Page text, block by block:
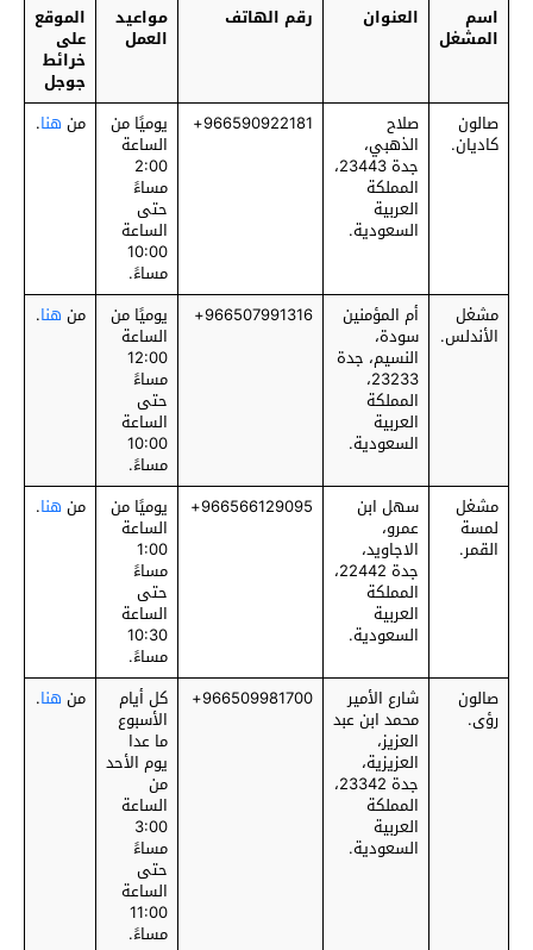
اسم
المشغل
العنوان رقم الهاتف مواعيد
العمل
الموقع
على
خرائط
جوجل
صالون
كاديان.
صلاح
الذهبي،
جدة 23443،
المملكة
العربية
السعودية.
‎966590922181+ يوميًا من
الساعة
2:00
مساءً
حتى
الساعة
10:00
مساءً.
من هنا.
مشغل
الأندلس.
أم المؤمنين
سودة،
النسيم، جدة
23233،
المملكة
العربية
السعودية.
‎966507991316+ يوميًا من
الساعة
12:00
مساءً
حتى
الساعة
10:00
مساءً.
من هنا.
مشغل
لمسة
القمر.
سهل ابن
عمرو،
الاجاويد،
جدة 22442،
المملكة
العربية
السعودية.
‎966566129095+ يوميًا من
الساعة
1:00
مساءً
حتى
الساعة
10:30
مساءً.
من هنا.
صالون
رؤى.
شارع الأمير
محمد ابن عبد
العزيز،
العزيزية،
جدة 23342،
المملكة
العربية
السعودية.
‎966509981700+ كل أيام
الأسبوع
ما عدا
يوم الأحد
من
الساعة
3:00
مساءً
حتى
الساعة
11:00
مساءً.
من هنا.